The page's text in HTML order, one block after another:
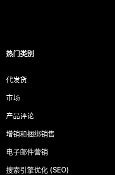
热门类别
代发货
市场
产品评论
增销和捆绑销售
电子邮件营销
搜索引擎优化 (SEO)